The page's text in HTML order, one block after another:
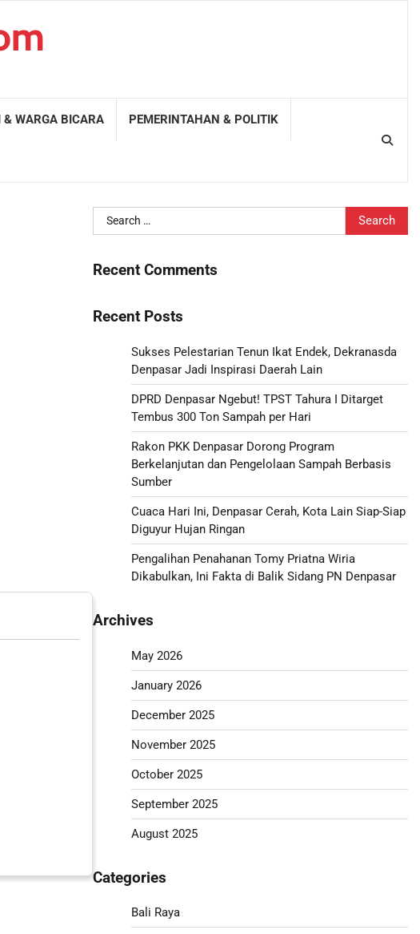
& WARGA BICARA PEMERINTAHAN & POLITIK
Search
for:
Recent Comments
Recent Posts
Sukses Pelestarian Tenun Ikat Endek, Dekranasda
Denpasar Jadi Inspirasi Daerah Lain
DPRD Denpasar Ngebut! TPST Tahura I Ditarget
Tembus 300 Ton Sampah per Hari
Rakon PKK Denpasar Dorong Program
Berkelanjutan dan Pengelolaan Sampah Berbasis
Sumber
Cuaca Hari Ini, Denpasar Cerah, Kota Lain Siap-Siap
Diguyur Hujan Ringan
Pengalihan Penahanan Tomy Priatna Wiria
Dikabulkan, Ini Fakta di Balik Sidang PN Denpasar
Archives
May 2026
January 2026
December 2025
November 2025
October 2025
September 2025
August 2025
Categories
Bali Raya